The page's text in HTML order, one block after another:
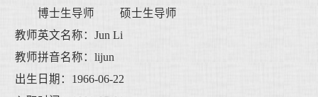
博士生导师 硕士生导师
教师英文名称：Jun Li
教师拼音名称：lijun
出生日期：1966-06-22